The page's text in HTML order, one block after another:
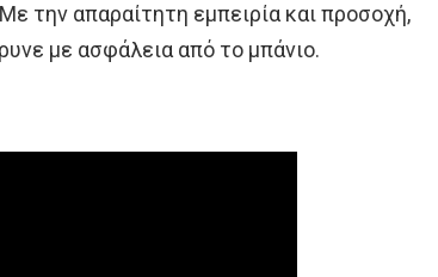
την απαραίτητη εμπειρία και προσοχή,
με ασφάλεια από το μπάνιο.